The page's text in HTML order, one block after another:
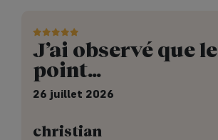
J’ai observé que
point…
26 juillet 2026
christian